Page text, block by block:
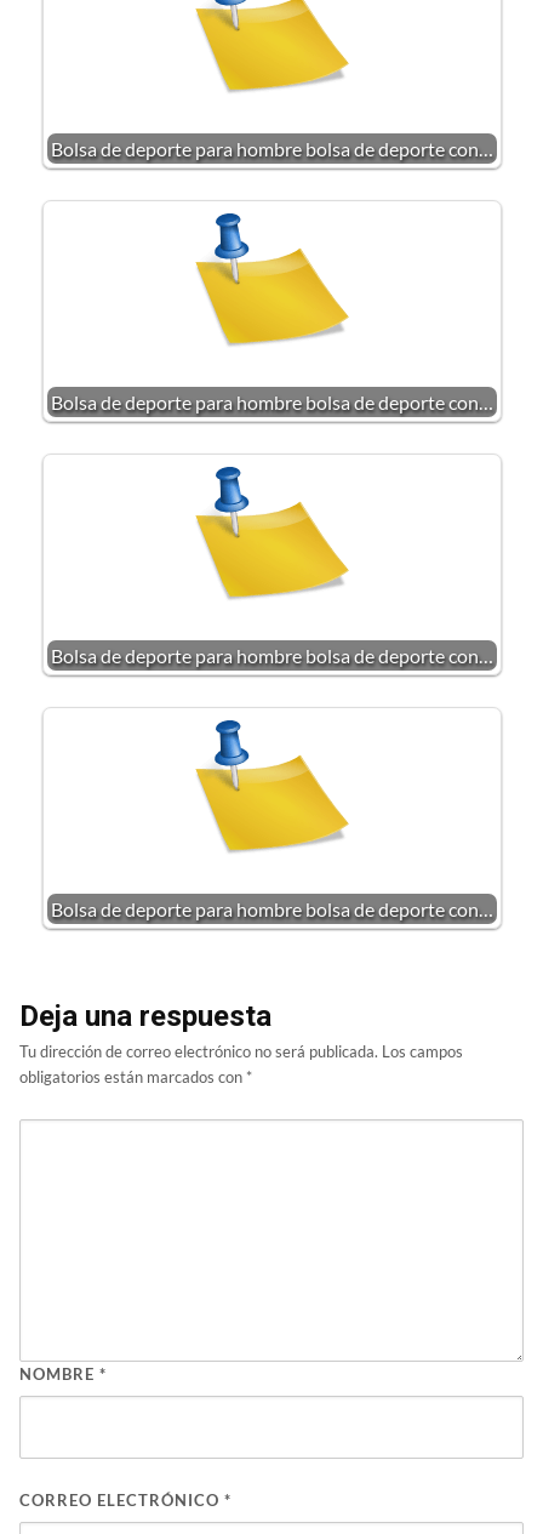
Bolsa de deporte para hombre bolsa de deporte con…
Bolsa de deporte para hombre bolsa de deporte con…
Bolsa de deporte para hombre bolsa de deporte con…
Bolsa de deporte para hombre bolsa de deporte con…
Deja una respuesta
Tu dirección de correo electrónico no será publicada. Los campos
obligatorios están marcados con *
NOMBRE *
CORREO ELECTRÓNICO *